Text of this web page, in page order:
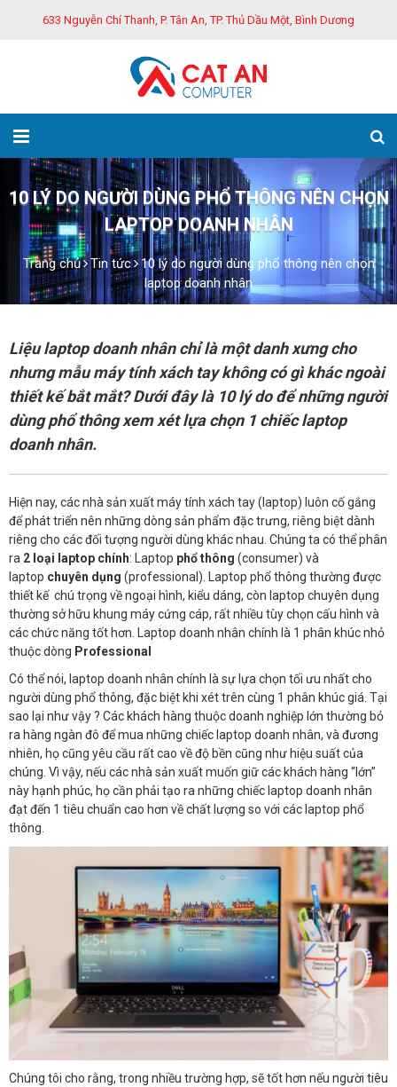
633 Nguyễn Chí Thanh, P. Tân An, TP. Thủ Dầu Một, Bình Dương
10 LÝ DO NGƯỜI DÙNG PHỔ THÔNG NÊN CHỌN
LAPTOP DOANH NHÂN
Trang chủ Tin tức
10 lý do người dùng phổ thông nên chọn
laptop doanh nhân
Liệu laptop doanh nhân chỉ là một danh xưng cho
nhưng mẫu máy tính xách tay không có gì khác ngoài
thiết kế bắt mắt? Dưới đây là 10 lý do để những người
dùng phổ thông xem xét lựa chọn 1 chiếc laptop
doanh nhân.
Hiện nay, các nhà sản xuất máy tính xách tay (laptop) luôn cố gắng
để phát triển nên những dòng sản phẩm đặc trưng, riêng biệt dành
riêng cho các đối tượng người dùng khác nhau. Chúng ta có thể phân
ra 2 loại laptop chính: Laptop phổ thông (consumer) và
laptop chuyên dụng (professional). Laptop phổ thông thường được
thiết kế chú trọng về ngoại hình, kiểu dáng, còn laptop chuyên dụng
thường sở hữu khung máy cứng cáp, rất nhiều tùy chọn cấu hình và
các chức năng tốt hơn. Laptop doanh nhân chính là 1 phân khúc nhỏ
thuộc dòng Professional
Có thể nói, laptop doanh nhân chính là sự lựa chọn tối ưu nhất cho
người dùng phổ thông, đặc biệt khi xét trên cùng 1 phân khúc giá. Tại
sao lại như vậy ? Các khách hàng thuộc doanh nghiệp lớn thường bỏ
ra hàng ngàn đô để mua những chiếc laptop doanh nhân, và đương
nhiên, họ cũng yêu cầu rất cao về độ bền cũng như hiệu suất của
chúng. Vì vậy, nếu các nhà sản xuất muốn giữ các khách hàng “lớn”
này hạnh phúc, họ cần phải tạo ra những chiếc laptop doanh nhân
đạt đến 1 tiêu chuẩn cao hơn về chất lượng so với các laptop phổ
thông.
Chúng tôi cho rằng, trong nhiều trường hợp, sẽ tốt hơn nếu người tiêu